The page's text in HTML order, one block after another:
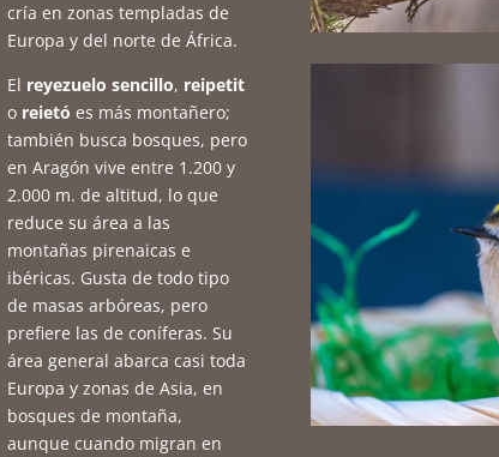
cría en zonas templadas de
Europa y del norte de África.
El reyezuelo sencillo, reipetit
o reietó es más montañero;
también busca bosques, pero
en Aragón vive entre 1.200 y
2.000 m. de altitud, lo que
reduce su área a las
montañas pirenaicas e
ibéricas. Gusta de todo tipo
de masas arbóreas, pero
prefiere las de coníferas. Su
área general abarca casi toda
Europa y zonas de Asia, en
bosques de montaña,
aunque cuando migran en